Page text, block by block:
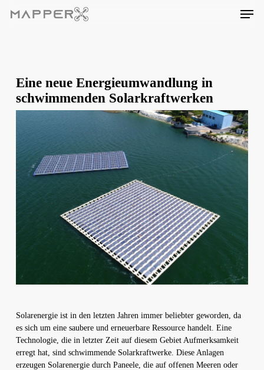
Menu
Eine neue Energieumwandlung in
schwimmenden Solarkraftwerken
Solarenergie ist in den letzten Jahren immer beliebter geworden, da
es sich um eine saubere und erneuerbare Ressource handelt. Eine
Technologie, die in letzter Zeit auf diesem Gebiet Aufmerksamkeit
erregt hat, sind schwimmende Solarkraftwerke. Diese Anlagen
erzeugen Solarenergie durch Paneele, die auf offenen Meeren oder